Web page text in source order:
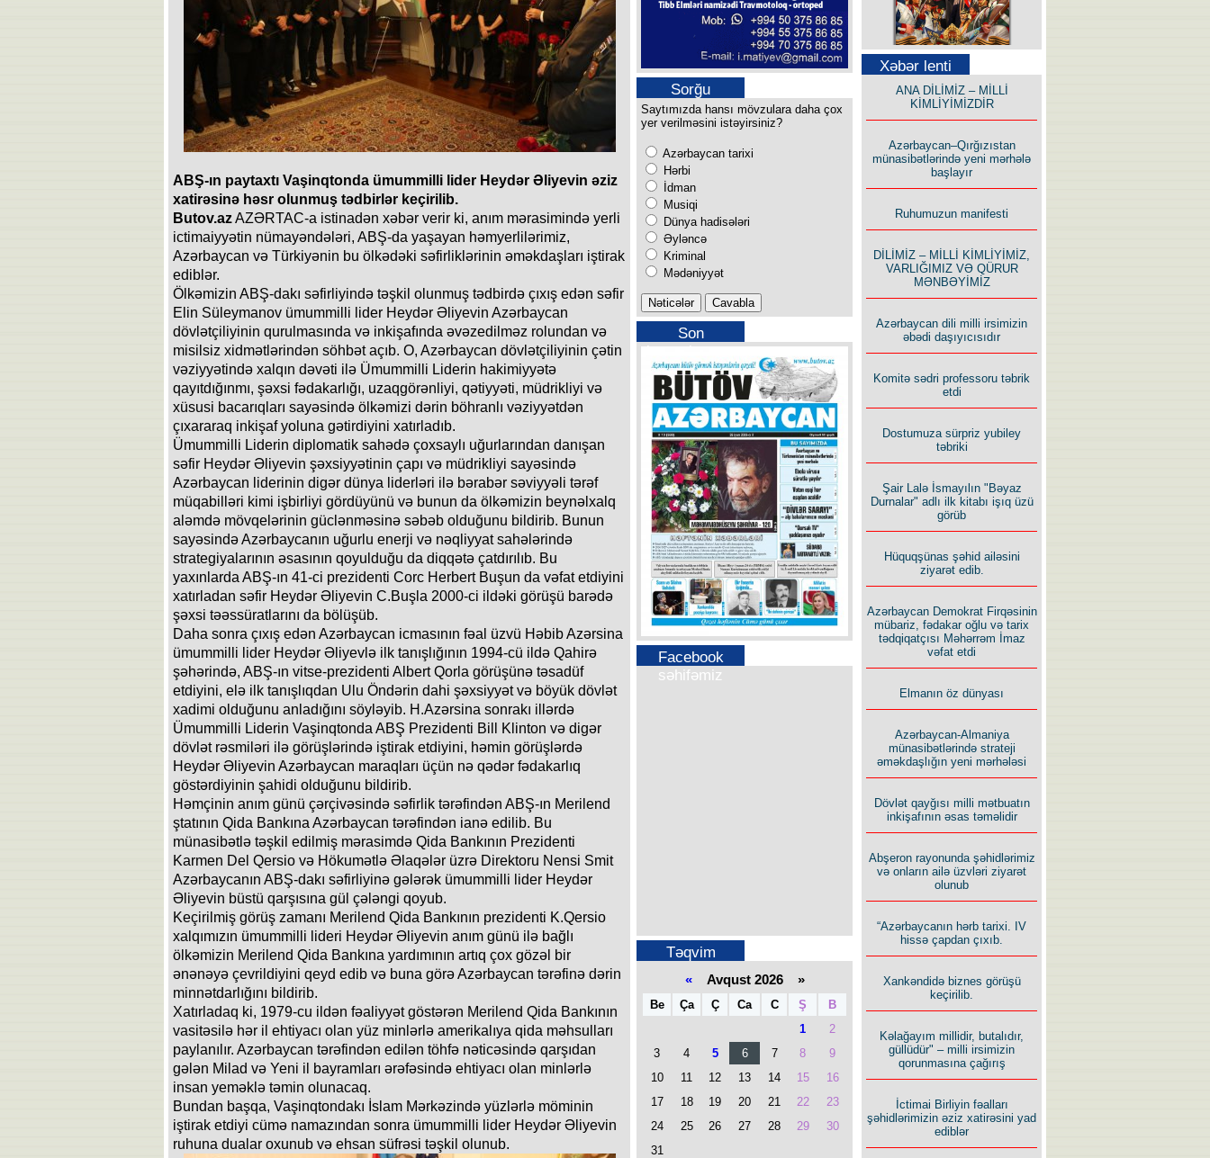
ABŞ-ın paytaxtı Vaşinqtonda ümummilli lider Heydər Əliyevin əziz
xatirəsinə həsr olunmuş tədbirlər keçirilib.
Butov.azAZƏRTAC-a istinadən xəbər verir ki, anım mərasimində yerli
ictimaiyyətin nümayəndələri, ABŞ-da yaşayan həmyerlilərimiz,
Azərbaycan və Türkiyənin bu ölkədəki səfirliklərinin əməkdaşları iştirak
ediblər.
Ölkəmizin ABŞ-dakı səfirliyində təşkil olunmuş tədbirdə çıxış edən səfir
Elin Süleymanov ümummilli lider Heydər Əliyevin Azərbaycan
dövlətçiliyinin qurulmasında və inkişafında əvəzedilməz rolundan və
misilsiz xidmətlərindən söhbət açıb. O, Azərbaycan dövlətçiliyinin çətin
vəziyyətində xalqın dəvəti ilə Ümummilli Liderin hakimiyyətə
qayıtdığınmı, şəxsi fədakarlığı, uzaqgörənliyi, qətiyyəti, müdrikliyi və
xüsusi bacarıqları sayəsində ölkəmizi dərin böhranlı vəziyyətdən
çıxararaq inkişaf yoluna gətirdiyini xatırladıb.
Ümummilli Liderin diplomatik sahədə çoxsaylı uğurlarından danışan
səfir Heydər Əliyevin şəxsiyyətinin çapı və müdrikliyi sayəsində
Azərbaycan liderinin digər dünya liderləri ilə bərabər səviyyəli tərəf
müqabilləri kimi işbirliyi gördüyünü və bunun da ölkəmizin beynəlxalq
aləmdə mövqelərinin güclənməsinə səbəb olduğunu bildirib. Bunun
sayəsində Azərbaycanın uğurlu enerji və nəqliyyat sahələrində
strategiyalarının əsasının qoyulduğu da diqqətə çatdırılıb. Bu
yaxınlarda ABŞ-ın 41-ci prezidenti Corc Herbert Buşun da vəfat etdiyini
xatırladan səfir Heydər Əliyevin C.Buşla 2000-ci ildəki görüşü barədə
şəxsi təəssüratlarını da bölüşüb.
Daha sonra çıxış edən Azərbaycan icmasının fəal üzvü Həbib Azərsina
ümummilli lider Heydər Əliyevlə ilk tanışlığının 1994-cü ildə Qahirə
şəhərində, ABŞ-ın vitse-prezidenti Albert Qorla görüşünə təsadüf
etdiyini, elə ilk tanışlıqdan Ulu Öndərin dahi şəxsiyyət və böyük dövlət
xadimi olduğunu anladığını söyləyib. H.Azərsina sonrakı illərdə
Ümummilli Liderin Vaşinqtonda ABŞ Prezidenti Bill Klinton və digər
dövlət rəsmiləri ilə görüşlərində iştirak etdiyini, həmin görüşlərdə
Heydər Əliyevin Azərbaycan maraqları üçün nə qədər fədakarlıq
göstərdiyinin şahidi olduğunu bildirib.
Həmçinin anım günü çərçivəsində səfirlik tərəfindən ABŞ-ın Merilend
ştatının Qida Bankına Azərbaycan tərəfindən ianə edilib. Bu
münasibətlə təşkil edilmiş mərasimdə Qida Bankının Prezidenti
Karmen Del Qersio və Hökumətlə Əlaqələr üzrə Direktoru Nensi Smit
Azərbaycanın ABŞ-dakı səfirliyinə gələrək ümummilli lider Heydər
Əliyevin büstü qarşısına gül çələngi qoyub.
Keçirilmiş görüş zamanı Merilend Qida Bankının prezidenti K.Qersio
xalqımızın ümummilli lideri Heydər Əliyevin anım günü ilə bağlı
ölkəmizin Merilend Qida Bankına yardımının artıq çox gözəl bir
ənənəyə çevrildiyini qeyd edib və buna görə Azərbaycan tərəfinə dərin
minnətdarlığını bildirib.
Xatırladaq ki, 1979-cu ildən fəaliyyət göstərən Merilend Qida Bankının
vasitəsilə hər il ehtiyacı olan yüz minlərlə amerikalıya qida məhsulları
paylanılır. Azərbaycan tərəfindən edilən töhfə nəticəsində qarşıdan
gələn Milad və Yeni il bayramları ərəfəsində ehtiyacı olan minlərlə
insan yeməklə təmin olunacaq.
Bundan başqa, Vaşinqtondakı İslam Mərkəzində yüzlərlə möminin
iştirak etdiyi cümə namazından sonra ümummilli lider Heydər Əliyevin
ruhuna dualar oxunub və ehsan süfrəsi təşkil olunub.
Sorğu
Saytımızda hansı mövzulara daha çox
yer verilməsini istəyirsiniz?
Azərbaycan tarixi
Hərbi
İdman
Musiqi
Dünya hadisələri
Əyləncə
Kriminal
Mədəniyyət
Son
buraxılışımız
Facebook
səhifəmiz
Təqvim
«Avqust 2026 »
Be Ça Ç Ca C Ş
B
1
2
3
4 5 6 7 8
9
10
11 12 13 14 15
16
17
18 19 20 21 22
23
24
25 26 27 28 29
30
31
Səfər Alışarlı yazır
Uzun yolun Yolçusu
Bu yolda mən varam!
edən beş şərt
Xəbər lenti
ANA DİLİMİZ – MİLLİ
KİMLİYİMİZDİR
Azərbaycan–Qırğızıstan
münasibətlərində yeni mərhələ
başlayır
Ruhumuzun manifesti
DİLİMİZ – MİLLİ KİMLİYİMİZ,
VARLIĞIMIZ VƏ QÜRUR
MƏNBƏYİMİZ
Azərbaycan dili milli irsimizin
əbədi daşıyıcısıdır
Komitə sədri professoru təbrik
etdi
Dostumuza sürpriz yubiley
təbriki
Şair Lalə İsmayılın "Bəyaz
Durnalar" adlı ilk kitabı işıq üzü
görüb
Hüquqşünas şəhid ailəsini
ziyarət edib.
Azərbaycan Demokrat Firqəsinin
mübariz, fədakar oğlu və tarix
tədqiqatçısı Məhərrəm İmaz
vəfat etdi
Elmanın öz dünyası
Azərbaycan-Almaniya
münasibətlərində strateji
əməkdaşlığın yeni mərhələsi
Dövlət qayğısı milli mətbuatın
inkişafının əsas təməlidir
Abşeron rayonunda şəhidlərimiz
və onların ailə üzvləri ziyarət
olunub
“Azərbaycanın hərb tarixi. IV
hissə çapdan çıxıb.
Xankəndidə biznes görüşü
keçirilib.
Kəlağayım millidir, butalıdır,
güllüdür" – milli irsimizin
qorunmasına çağırış
İctimai Birliyin fəalları
şəhidlərimizin əziz xatirəsini yad
ediblər